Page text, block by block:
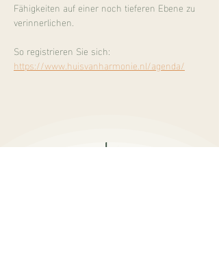
Fähigkeiten auf einer noch tieferen Ebene zu
verinnerlichen.
So registrieren Sie sich:
https://www.huisvanharmonie.nl/agenda/